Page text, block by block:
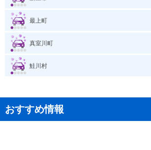
最上町
真室川町
鮭川村
おすすめ情報